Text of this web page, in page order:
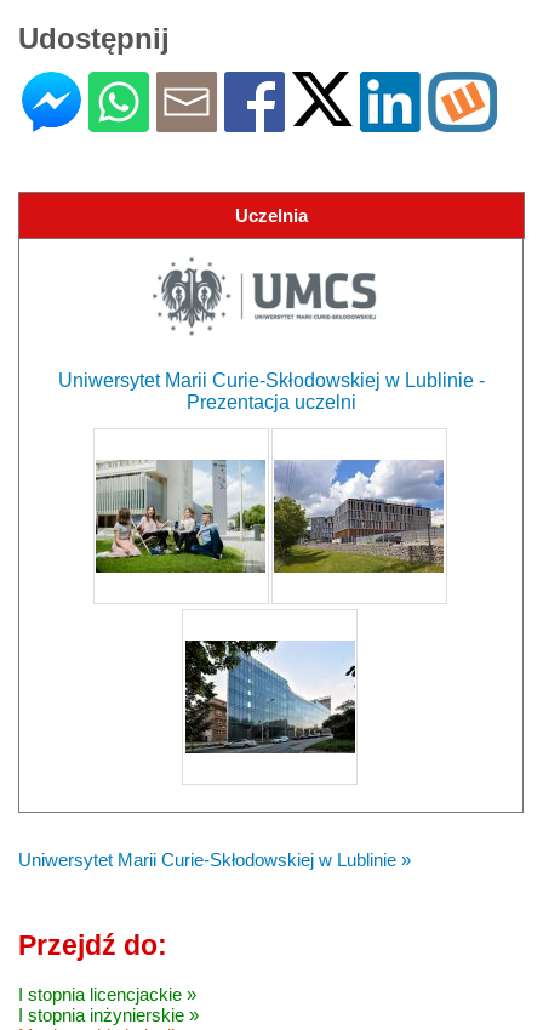
Udostępnij
Uczelnia
Uniwersytet Marii Curie-Skłodowskiej w Lublinie -
Prezentacja uczelni
Uniwersytet Marii Curie-Skłodowskiej w Lublinie »
Przejdź do:
I stopnia licencjackie »
I stopnia inżynierskie »